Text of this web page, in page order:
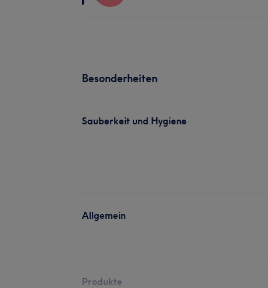
Besonderheiten
Sauberkeit und Hygiene
Allgemein
Produkte